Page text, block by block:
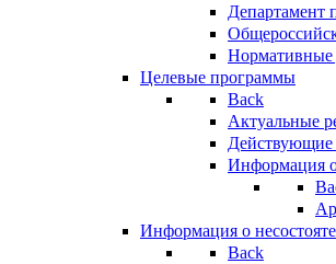
Департамент
Нормативные
Целевые программы
Back
Актуальные
Информация
Информация о
Back